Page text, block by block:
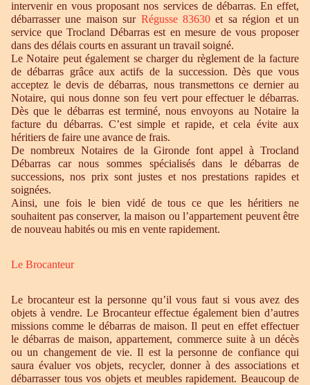
intervenir en vous proposant nos services de débarras. En effet,
débarrasser une maison sur Régusse 83630 et sa région et un
service que Trocland Débarras est en mesure de vous proposer
dans des délais courts en assurant un travail soigné.
Le Notaire peut également se charger du règlement de la facture
de débarras grâce aux actifs de la succession. Dès que vous
acceptez le devis de débarras, nous transmettons ce dernier au
Notaire, qui nous donne son feu vert pour effectuer le débarras.
Dès que le débarras est terminé, nous envoyons au Notaire la
facture du débarras. C’est simple et rapide, et cela évite aux
héritiers de faire une avance de frais.
De nombreux Notaires de la Gironde font appel à Trocland
Débarras car nous sommes spécialisés dans le débarras de
successions, nos prix sont justes et nos prestations rapides et
soignées.
Ainsi, une fois le bien vidé de tous ce que les héritiers ne
souhaitent pas conserver, la maison ou l’appartement peuvent être
de nouveau habités ou mis en vente rapidement.
Le Brocanteur
Le brocanteur est la personne qu’il vous faut si vous avez des
objets à vendre. Le Brocanteur effectue également bien d’autres
missions comme le débarras de maison. Il peut en effet effectuer
le débarras de maison, appartement, commerce suite à un décès
ou un changement de vie. Il est la personne de confiance qui
saura évaluer vos objets, recycler, donner à des associations et
débarrasser tous vos objets et meubles rapidement. Beaucoup de